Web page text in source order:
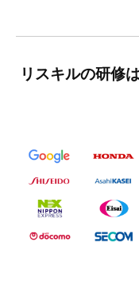
リスキルの研修